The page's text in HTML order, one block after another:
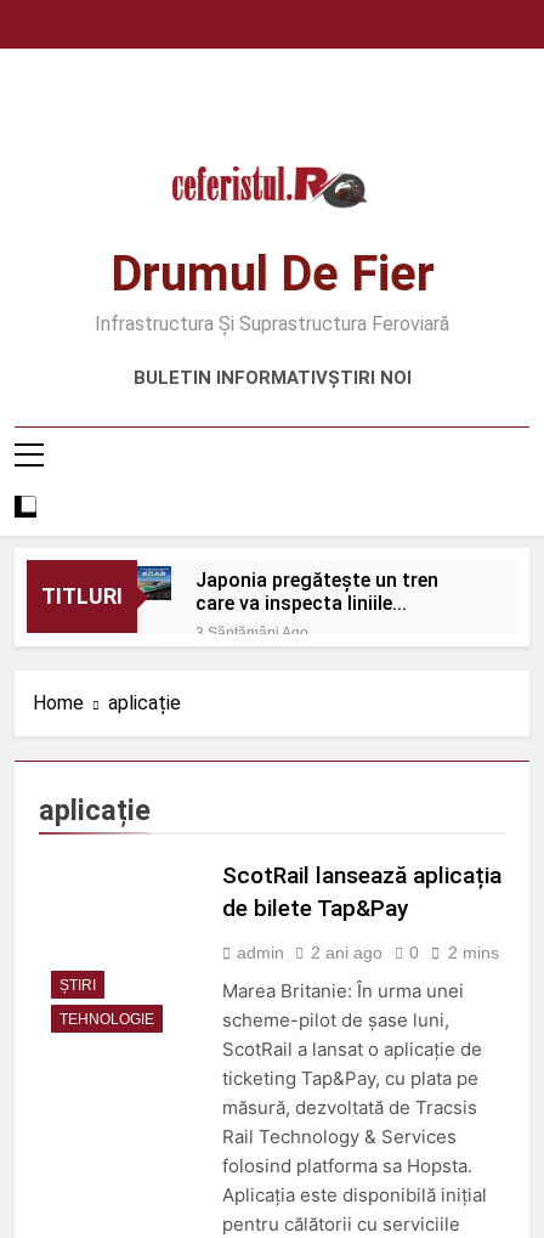
Drumul De Fier
Infrastructura Și Suprastructura Feroviară
BULETIN INFORMATIVȘTIRI NOI
TITLURI
Japonia pregătește un tren
care va inspecta liniile
Shinkansen cu o viteză de 320
km/h
3 Săptămâni Ago
Protecție eficientă
împotriva zgomotului
3 Săptămâni Ago
ORDIN nr. 670 din 9 iulie
2026
3 Săptămâni Ago
Rolul telecomenzii în
operațiuni feroviare mai
sigure
3 Luni Ago
ROBEL MAȘINI ȘI SCULE
3 Luni Ago
Trenul push-pull cu două
niveluri al ÖBB
3 Luni Ago
ORDIN nr. 326 din 2 aprilie
2026
Home aplicație
aplicație
ȘTIRI
TEHNOLOGIE
ScotRail lansează aplicația
de bilete Tap&Pay
admin 2 ani ago 0 2 mins
Marea Britanie: În urma unei
scheme-pilot de șase luni,
ScotRail a lansat o aplicație de
ticketing Tap&Pay, cu plata pe
măsură, dezvoltată de Tracsis
Rail Technology & Services
folosind platforma sa Hopsta.
Aplicația este disponibilă inițial
pentru călătorii cu serviciile